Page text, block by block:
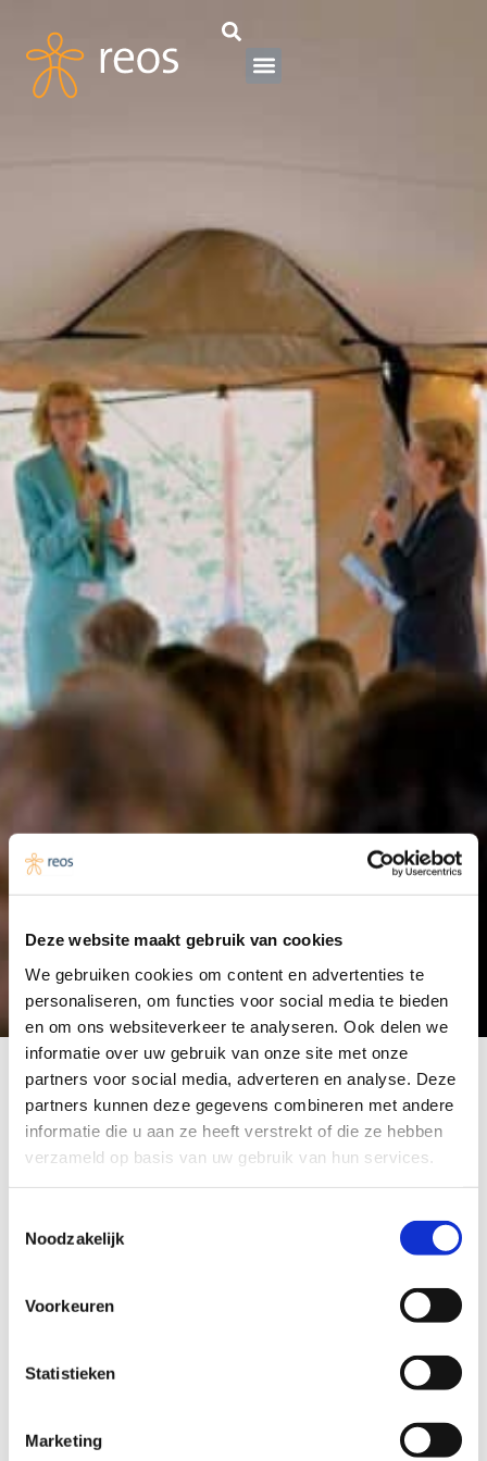
Deze website maakt gebruik van cookies
We gebruiken cookies om content en advertenties te
personaliseren, om functies voor social media te bieden
en om ons websiteverkeer te analyseren. Ook delen we
informatie over uw gebruik van onze site met onze
partners voor social media, adverteren en analyse. Deze
partners kunnen deze gegevens combineren met andere
informatie die u aan ze heeft verstrekt of die ze hebben
verzameld op basis van uw gebruik van hun services.
Noodzakelijk
Voorkeuren
Statistieken
Marketing
Agenda
Gebruik de filteroptie om snel te navigeren. Hopelijk tot
ziens op de bijeenkomsten!
Bijeenkomst mentale gezondheid jeugd
Graag nodigen wij je van harte uit voor deze
thema eenzaamheid.